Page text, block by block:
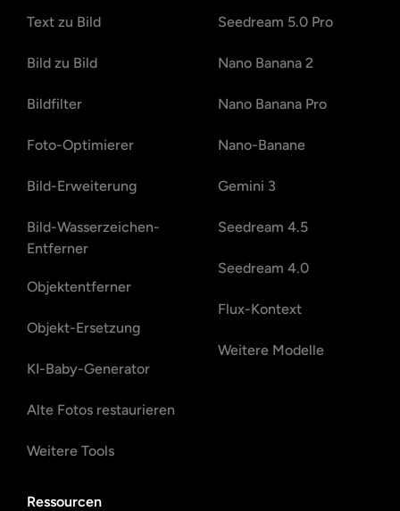
Text zu Bild
Bild zu Bild
Bildfilter
Foto-Optimierer
Bild-Erweiterung
Bild-Wasserzeichen-
Entferner
Objektentferner
Objekt-Ersetzung
KI-Baby-Generator
Alte Fotos restaurieren
Weitere Tools
Seedream 5.0 Pro
Nano Banana 2
Nano Banana Pro
Nano-Banane
Gemini 3
Seedream 4.5
Seedream 4.0
Flux-Kontext
Weitere Modelle
Ressourcen